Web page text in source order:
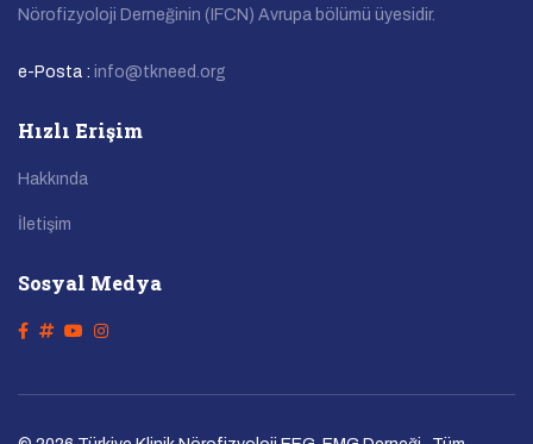
Nörofizyoloji Derneğinin (IFCN) Avrupa bölümü üyesidir.
e-Posta : info@tkneed.org
Hızlı Erişim
Hakkında
İletişim
Sosyal Medya